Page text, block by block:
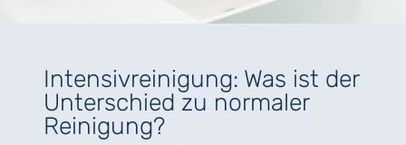
Intensivreinigung: Was ist der
Unterschied zu normaler
Reinigung?